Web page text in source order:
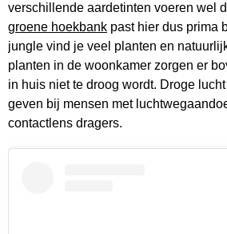
verschillende aardetinten voeren wel
groene hoekbank past hier dus prima
jungle vind je veel planten en
planten in de woonkamer zorgen er
in huis niet te droog wordt. Droge
geven bij mensen met
contactlens dragers.